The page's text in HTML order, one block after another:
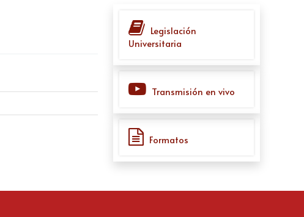
Legislación
Universitaria
Transmisión en vivo
Formatos